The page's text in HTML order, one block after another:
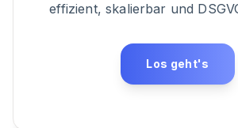
effizient, skalierbar und
Los geht's